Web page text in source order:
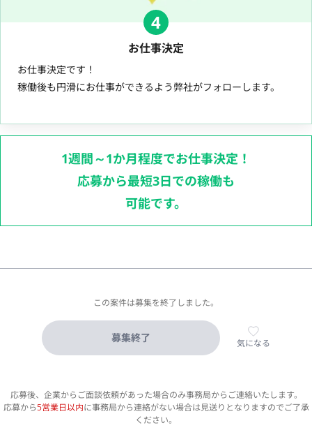
4
お仕事決定
お仕事決定です！
稼働後も円滑にお仕事ができるよう弊社がフォローします。
1週間～1か月程度でお仕事決定！
応募から最短3日での稼働も
可能です。
この案件は募集を終了しました。
募集終了 気になる
応募後、企業からご面談依頼があった場合のみ事務局からご連絡いたします。
応募から5営業日以内に事務局から連絡がない場合は見送りとなりますのでご了承
ください。